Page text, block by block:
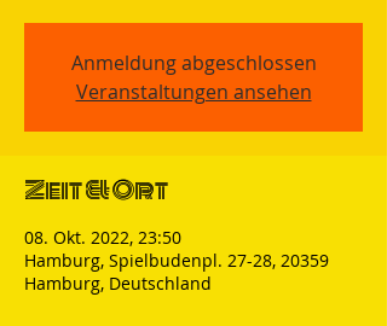
Anmeldung abgeschlossen
Veranstaltungen ansehen
Zeit & Ort
08. Okt. 2022, 23:50
Hamburg, Spielbudenpl. 27-28, 20359
Hamburg, Deutschland